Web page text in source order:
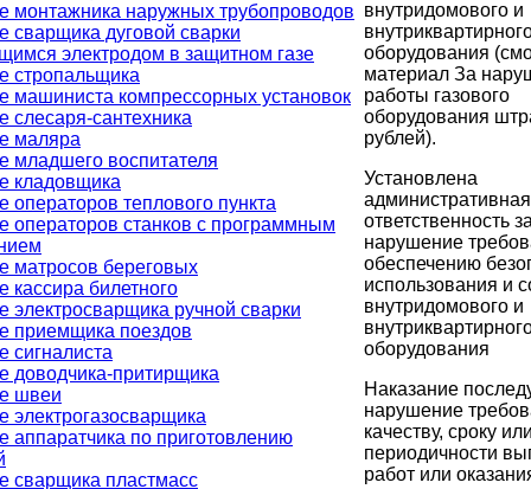
монтажника наружных трубопроводов
сварщика дуговой сварки
электродом в защитном газе
стропальщика
машиниста компрессорных установок
слесаря-сантехника
маляра
младшего воспитателя
кладовщика
операторов теплового пункта
операторов станков с программным
матросов береговых
кассира билетного
электросварщика ручной сварки
приемщика поездов
сигналиста
доводчика-притирщика
швеи
электрогазосварщика
аппаратчика по приготовлению
сварщика пластмасс
внутридомового и
оборудования
материал За
работы газового
оборудования
рублей).
Установлена
административная
ответственность
нарушение
обеспечению
использования и
внутридомового и
оборудования
Наказание
нарушение
качеству, сроку
периодичности
работ или